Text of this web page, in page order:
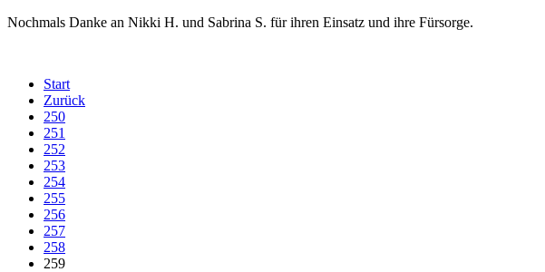
Nochmals Danke an Nikki H. und Sabrina S. für ihren Einsatz und ihre Fürsorge.
Start
Zurück
250
251
252
253
254
255
256
257
258
259